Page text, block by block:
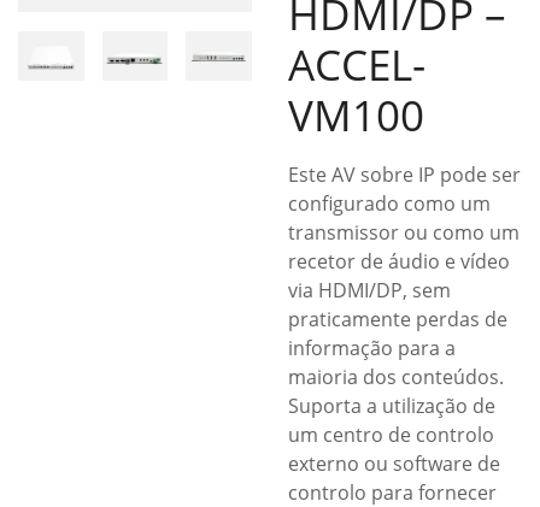
HDMI/DP –
ACCEL-
VM100
Este AV sobre IP pode ser
configurado como um
transmissor ou como um
recetor de áudio e vídeo
via HDMI/DP, sem
praticamente perdas de
informação para a
maioria dos conteúdos.
Suporta a utilização de
um centro de controlo
externo ou software de
controlo para fornecer